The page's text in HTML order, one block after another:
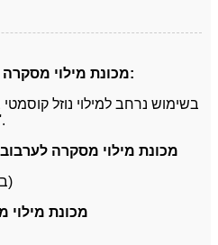
מכונת מילוייישום:
בשימוש נרחב למילוי נוזל
ליפגלוס, מסקרה, אייליינר וכו'.
מכונת מילוי מסקרה
POM (בהתאם לקוטר הבקבוק)
מכונת מילוי